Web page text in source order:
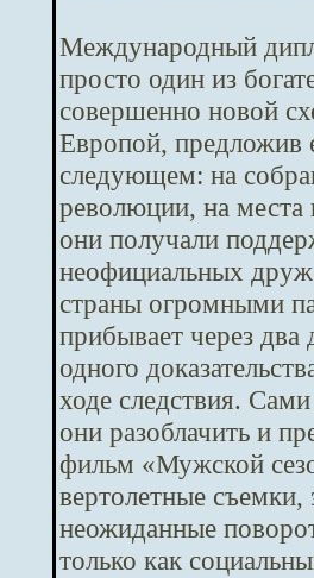
Международный
просто один из
совершенно новой
Европой, предложив
следующем: на
революции, на места
они получали
неофициальных
страны огромными
прибывает через
одного
ходе следствия.
они разоблачить и
фильм «Мужской
вертолетные
неожиданные
только как